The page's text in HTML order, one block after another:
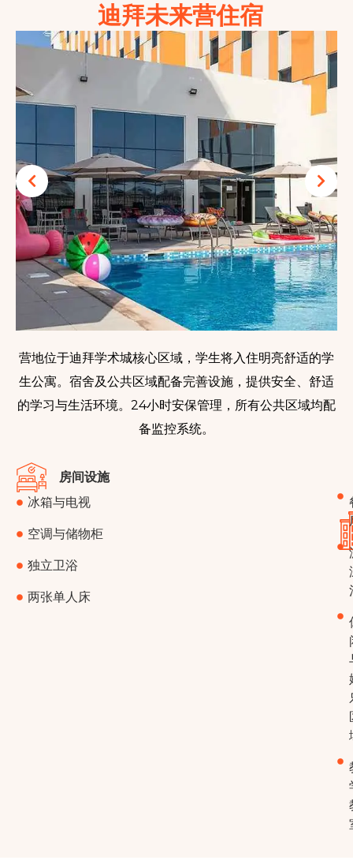
迪拜未来营住宿
营地位于迪拜学术城核心区域，学生将入住明亮舒适的学
生公寓。宿舍及公共区域配备完善设施，提供安全、舒适
的学习与生活环境。24小时安保管理，所有公共区域均配
备监控系统。
房间设施
冰箱与电视
空调与储物柜
独立卫浴
两张单人床